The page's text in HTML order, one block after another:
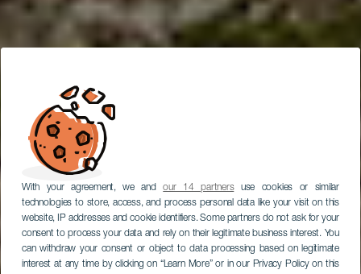
With your agreement, we andour 14 partnersuse cookies or similar
technologies to store, access, and process personal data like your visit on this
website, IP addresses and cookie identifiers. Some partners do not ask for your
consent to process your data and rely on their legitimate business interest. You
can withdraw your consent or object to data processing based on legitimate
interest at any time by clicking on “Learn More” or in our Privacy Policy on this